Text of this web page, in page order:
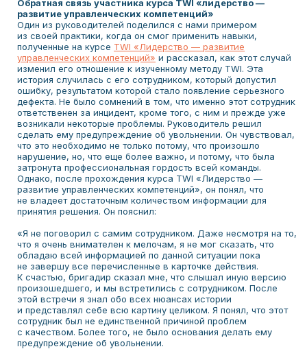
Обратная связь участника курса TWI «лидерство —
развитие управленческих компетенций»
Один из руководителей поделился с нами примером
из своей практики, когда он смог применить навыки,
полученные на курсе TWI «Лидерство — развитие
управленческих компетенций» и рассказал, как этот случай
изменил его отношение к изученному методу TWI. Эта
история случилась с его сотрудником, который допустил
ошибку, результатом которой стало появление серьезного
дефекта. Не было сомнений в том, что именно этот сотрудник
ответственен за инцидент, кроме того, с ним и прежде уже
возникали некоторые проблемы. Руководитель решил
сделать ему предупреждение об увольнении. Он чувствовал,
что это необходимо не только потому, что произошло
нарушение, но, что еще более важно, и потому, что была
затронута профессиональная гордость всей команды.
Однако, после прохождения курса TWI «Лидерство —
развитие управленческих компетенций», он понял, что
не владеет достаточным количеством информации для
принятия решения. Он пояснил:
«Я не поговорил с самим сотрудником. Даже несмотря на то,
что я очень внимателен к мелочам, я не мог сказать, что
обладаю всей информацией по данной ситуации пока
не завершу все перечисленные в карточке действия.
К счастью, бригадир сказал мне, что слышал иную версию
произошедшего, и мы встретились с сотрудником. После
этой встречи я знал обо всех нюансах истории
и представлял себе всю картину целиком. Я понял, что этот
сотрудник был не единственной причиной проблем
с качеством. Более того, не было основания делать ему
предупреждение об увольнении.